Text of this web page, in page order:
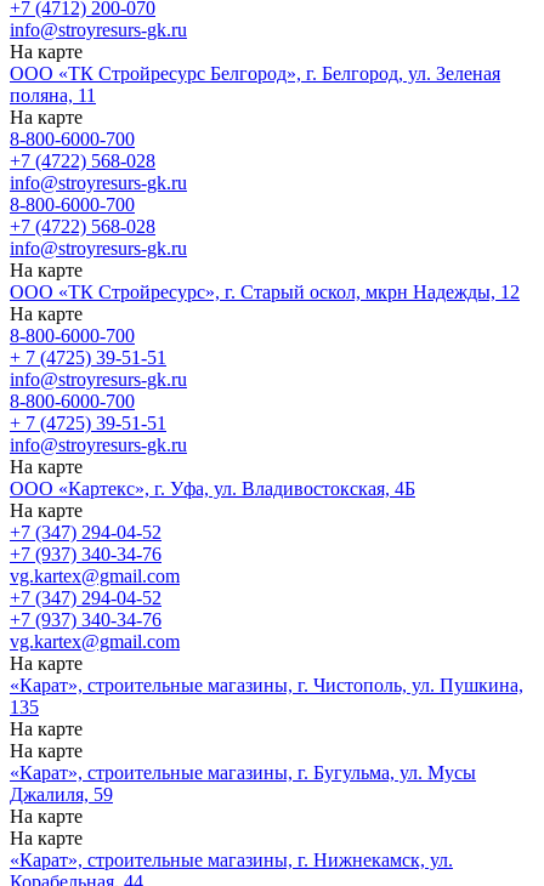
+7 (4712) 200-070
info@stroyresurs-gk.ru
На карте
ООО «ТК Стройресурс Белгород», г. Белгород, ул. Зеленая
поляна, 11
На карте
8-800-6000-700
+7 (4722) 568-028
info@stroyresurs-gk.ru
8-800-6000-700
+7 (4722) 568-028
info@stroyresurs-gk.ru
На карте
ООО «ТК Стройресурс», г. Старый оскол, мкрн Надежды, 12
На карте
8-800-6000-700
+ 7 (4725) 39-51-51
info@stroyresurs-gk.ru
8-800-6000-700
+ 7 (4725) 39-51-51
info@stroyresurs-gk.ru
На карте
ООО «Картекс», г. Уфа, ул. Владивостокская, 4Б
На карте
+7 (347) 294-04-52
+7 (937) 340-34-76
vg.kartex@gmail.com
+7 (347) 294-04-52
+7 (937) 340-34-76
vg.kartex@gmail.com
На карте
«Карат», строительные магазины, г. Чистополь, ул. Пушкина,
135
На карте
На карте
«Карат», строительные магазины, г. Бугульма, ул. Мусы
Джалиля, 59
На карте
На карте
«Карат», строительные магазины, г. Нижнекамск, ул.